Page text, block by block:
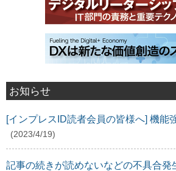
お知らせ
[インプレスID読者会員の皆様へ] 機能
(2023/4/19)
記事の続きが読めないなどの不具合発